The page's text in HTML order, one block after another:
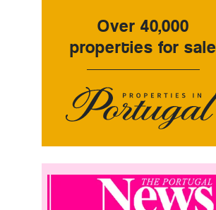
Over 40,000
properties for sale